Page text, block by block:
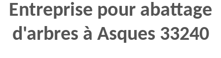
Entreprise pour abattage
d'arbres à Asques 33240